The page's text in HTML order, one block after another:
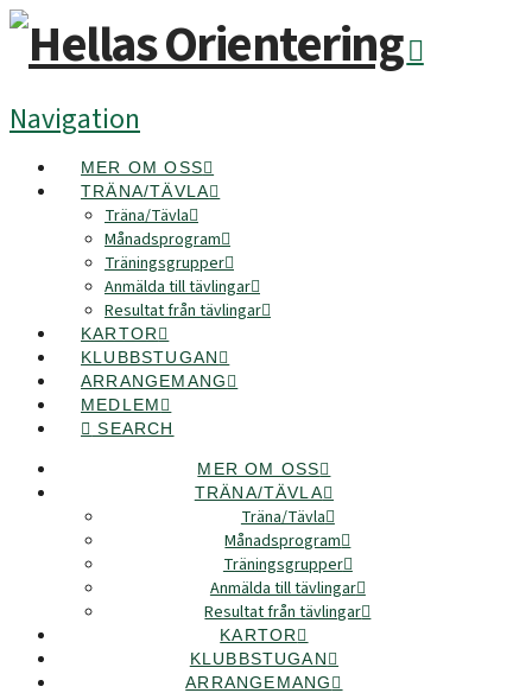
Navigation
MER OM OSS
TRÄNA/TÄVLA
Träna/Tävla
Månadsprogram
Träningsgrupper
Anmälda till tävlingar
Resultat från tävlingar
KARTOR
KLUBBSTUGAN
ARRANGEMANG
MEDLEM
SEARCH
MER OM OSS
TRÄNA/TÄVLA
Träna/Tävla
Månadsprogram
Träningsgrupper
Anmälda till tävlingar
Resultat från tävlingar
KARTOR
KLUBBSTUGAN
ARRANGEMANG